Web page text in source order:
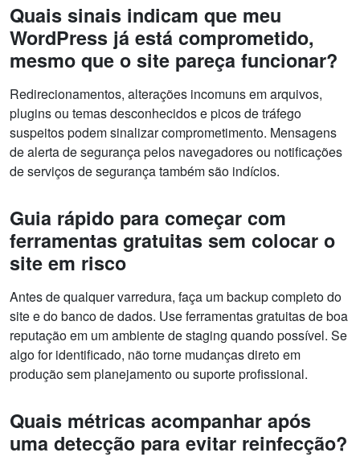
Quais sinais indicam que meu
WordPress já está comprometido,
mesmo que o site pareça funcionar?
Redirecionamentos, alterações incomuns em arquivos,
plugins ou temas desconhecidos e picos de tráfego
suspeitos podem sinalizar comprometimento. Mensagens
de alerta de segurança pelos navegadores ou notificações
de serviços de segurança também são indícios.
Guia rápido para começar com
ferramentas gratuitas sem colocar o
site em risco
Antes de qualquer varredura, faça um backup completo do
site e do banco de dados. Use ferramentas gratuitas de boa
reputação em um ambiente de staging quando possível. Se
algo for identificado, não torne mudanças direto em
produção sem planejamento ou suporte profissional.
Quais métricas acompanhar após
uma detecção para evitar reinfecção?